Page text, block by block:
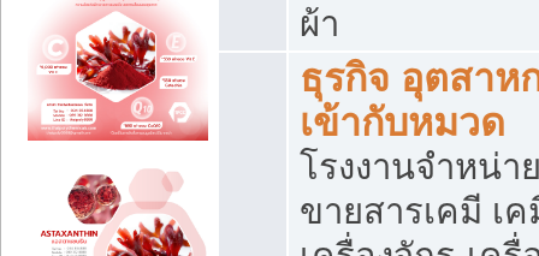
ผ้า
ธุรกิจ อุตสาห
เข้ากับหมวด
โรงงานจำหน่
ขายสารเคมี เ